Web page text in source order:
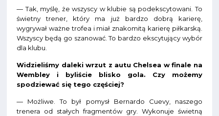
— Tak, myślę, że wszyscy w klubie są podekscytowani. To
świetny trener, który ma już bardzo dobrą karierę,
wygrywał ważne trofea i miał znakomitą karierę piłkarską.
Wszyscy będą go szanować. To bardzo ekscytujący wybór
dla klubu.
Widzieliśmy daleki wrzut z autu Chelsea w finale na
Wembley i byliście blisko gola. Czy możemy
spodziewać się tego częściej?
— Możliwe. To był pomysł Bernardo Cuevy, naszego
trenera od stałych fragmentów gry. Wykonuje świetną